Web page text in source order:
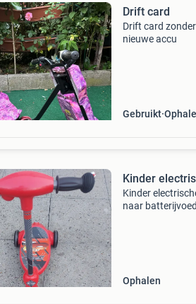
Drift card
Drift card
nieuwe accu
Gebruikt
Kinder
Kinder
naar
Ophalen